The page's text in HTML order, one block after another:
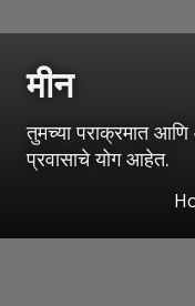
मीन
तुमच्या पराक्रमात आणि
प्रवासाचे योग आहेत.